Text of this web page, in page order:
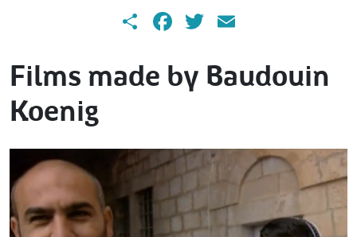
ShareFacebook
Twitter
Films made by Baudouin
Koenig